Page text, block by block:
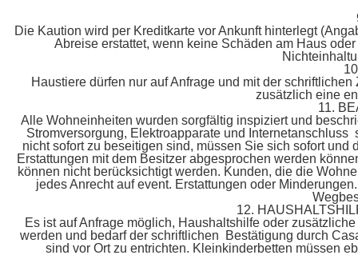
Die Kaution wird per Kreditkarte vor Ankunft hinterlegt
Abreise erstattet, wenn keine Schäden am Haus
Haustiere dürfen nur auf Anfrage und mit der
zusätzlich eine
11.
Alle Wohneinheiten wurden sorgfältig inspiziert und
Stromversorgung, Elektroapparate und
nicht sofort zu beseitigen sind, müssen Sie sich sofort
Erstattungen mit dem Besitzer abgesprochen werden
können nicht berücksichtigt werden. Kunden, die die
jedes Anrecht auf event. Erstattungen oder
12.
Es ist auf Anfrage möglich, Haushaltshilfe oder
werden und bedarf der schriftlichen Bestätigung durch
sind vor Ort zu entrichten. Kleinkinderbetten müssen